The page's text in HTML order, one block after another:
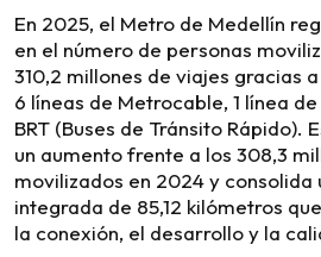
En 2025, el Metro de Medellín
en el número de personas
310,2 millones de viajes gracias
6 líneas de Metrocable, 1 línea
BRT (Buses de Tránsito Rápido).
un aumento frente a los 308,3
movilizados en 2024 y consolida
integrada de 85,12 kilómetros
la conexión, el desarrollo y la